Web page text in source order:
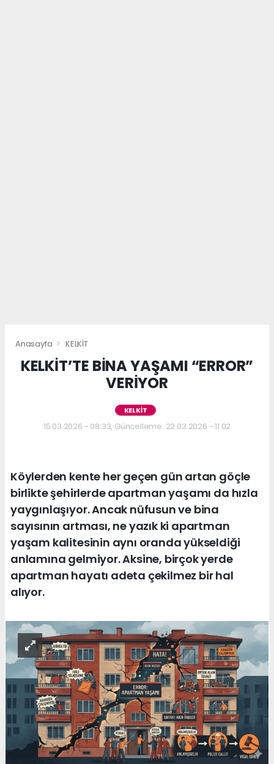
Anasayfa KELKİT
KELKİT’TE BİNA YAŞAMI “ERROR”
VERİYOR
KELKİT
15.03.2026 - 08:33, Güncelleme: 22.03.2026 - 11:02
Köylerden kente her geçen gün artan göçle
birlikte şehirlerde apartman yaşamı da hızla
yaygınlaşıyor. Ancak nüfusun ve bina
sayısının artması, ne yazık ki apartman
yaşam kalitesinin aynı oranda yükseldiği
anlamına gelmiyor. Aksine, birçok yerde
apartman hayatı adeta çekilmez bir hal
alıyor.